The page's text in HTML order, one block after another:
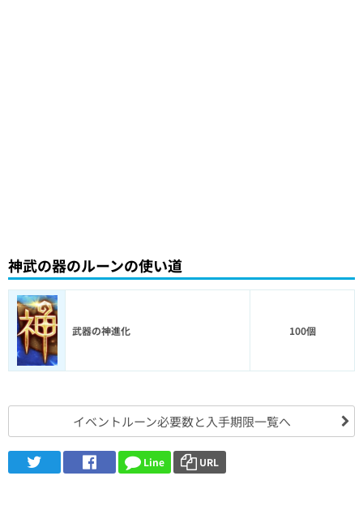
神武の器のルーンの使い道
武器の神進化 100個
イベントルーン必要数と入手期限一覧へ
Line URL